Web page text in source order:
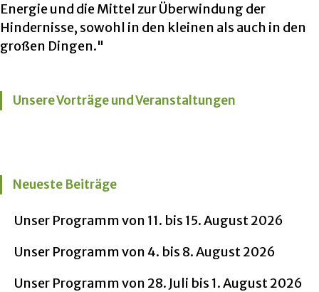
Energie und die Mittel zur Überwindung der
Hindernisse, sowohl in den kleinen als auch in den
großen Dingen."
Unsere Vorträge und Veranstaltungen
Neueste Beiträge
Unser Programm von 11. bis 15. August 2026
Unser Programm von 4. bis 8. August 2026
Unser Programm von 28. Juli bis 1. August 2026